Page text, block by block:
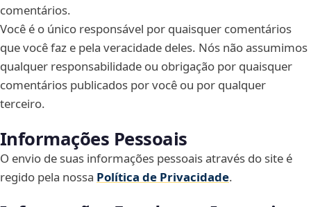
comentários.
Você é o único responsável por quaisquer comentários
que você faz e pela veracidade deles. Nós não assumimos
qualquer responsabilidade ou obrigação por quaisquer
comentários publicados por você ou por qualquer
terceiro.
Informações Pessoais
O envio de suas informações pessoais através do site é
regido pela nossa Política de Privacidade.